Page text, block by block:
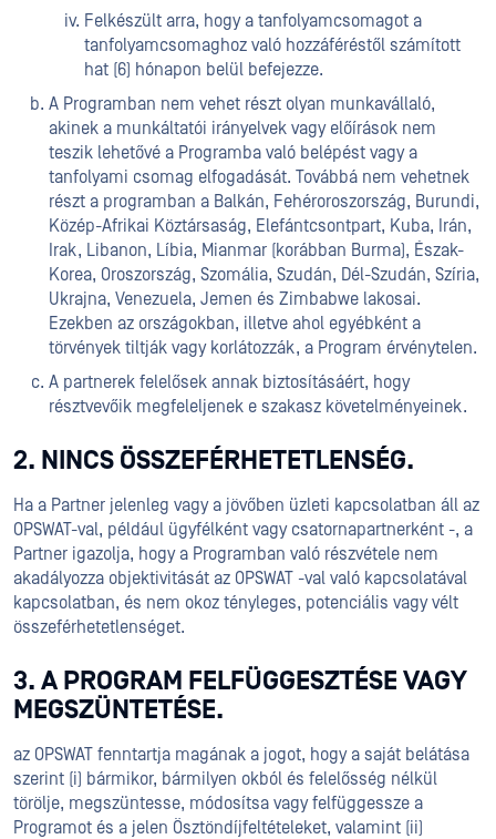
Felkészült arra, hogy a tanfolyamcsomagot a
tanfolyamcsomaghoz való hozzáféréstől számított
hat (6) hónapon belül befejezze.
A Programban nem vehet részt olyan munkavállaló,
akinek a munkáltatói irányelvek vagy előírások nem
teszik lehetővé a Programba való belépést vagy a
tanfolyami csomag elfogadását. Továbbá nem vehetnek
részt a programban a Balkán, Fehéroroszország, Burundi,
Közép-Afrikai Köztársaság, Elefántcsontpart, Kuba, Irán,
Irak, Libanon, Líbia, Mianmar (korábban Burma), Észak-
Korea, Oroszország, Szomália, Szudán, Dél-Szudán, Szíria,
Ukrajna, Venezuela, Jemen és Zimbabwe lakosai.
Ezekben az országokban, illetve ahol egyébként a
törvények tiltják vagy korlátozzák, a Program érvénytelen.
A partnerek felelősek annak biztosításáért, hogy
résztvevőik megfeleljenek e szakasz követelményeinek.
2. NINCS ÖSSZEFÉRHETETLENSÉG.
Ha a Partner jelenleg vagy a jövőben üzleti kapcsolatban áll az
OPSWAT-val, például ügyfélként vagy csatornapartnerként -, a
Partner igazolja, hogy a Programban való részvétele nem
akadályozza objektivitását az OPSWAT -val való kapcsolatával
kapcsolatban, és nem okoz tényleges, potenciális vagy vélt
összeférhetetlenséget.
3. A PROGRAM FELFÜGGESZTÉSE VAGY
MEGSZÜNTETÉSE.
az OPSWAT fenntartja magának a jogot, hogy a saját belátása
szerint (i) bármikor, bármilyen okból és felelősség nélkül
törölje, megszüntesse, módosítsa vagy felfüggessze a
Programot és a jelen Ösztöndíjfeltételeket, valamint (ii)